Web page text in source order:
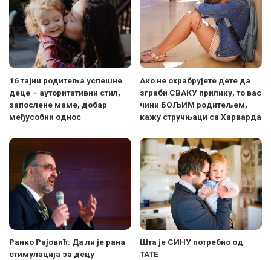
16 тајни родитеља успешне
деце – ауторитативни стил,
запослене маме, добар
међусобни однос
Ако не охрабрујете дете да
зграби СВАКУ прилику, то вас
чини БОЉИМ родитељем,
кажу стручњаци са Харварда
Ранко Рајовић: Да ли је рана
стимулација за децу
Шта је СИНУ потребно од
ТАТЕ